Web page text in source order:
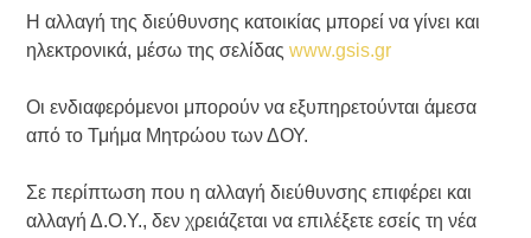
Η αλλαγή της διεύθυνσης κατοικίας μπορεί να γίνει και
ηλεκτρονικά, μέσω της σελίδαςwww.gsis.gr
Οι ενδιαφερόμενοι μπορούν να εξυπηρετούνται άμεσα
από το Τμήμα Μητρώου των ΔΟΥ.
Σε περίπτωση που η αλλαγή διεύθυνσης επιφέρει και
αλλαγή Δ.Ο.Υ., δεν χρειάζεται να επιλέξετε εσείς τη νέα